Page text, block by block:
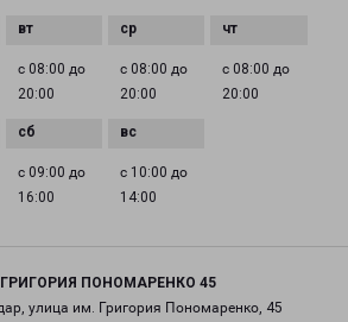
с 08:00 до
20:00
с 08:00 до
20:00
с 08:00 до
20:00
с 09:00 до
16:00
с 10:00 до
14:00
ПОНОМАРЕНКО 45
улица им. Григория Пономаренко, 45